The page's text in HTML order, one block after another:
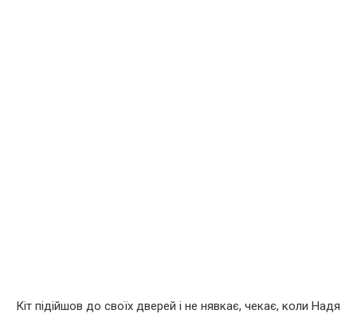
Кіт підійшов до своїх дверей і не нявкає, чекає, коли Надя